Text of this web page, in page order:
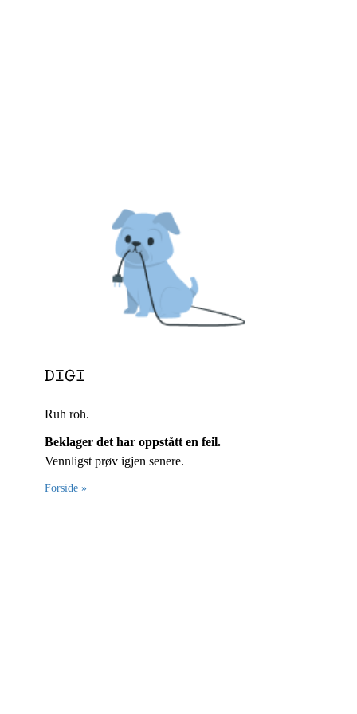
Ruh roh.
Beklager det har oppstått en feil.
Vennligst prøv igjen senere.
Forside »